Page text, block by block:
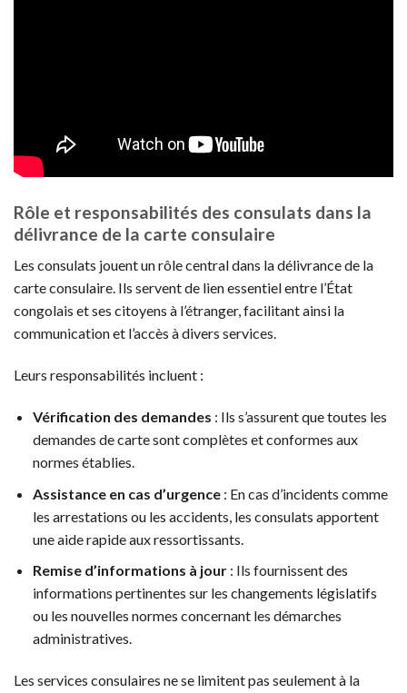
Rôle et responsabilités des consulats dans la
délivrance de la carte consulaire
Les consulats jouent un rôle central dans la délivrance de la
carte consulaire. Ils servent de lien essentiel entre l’État
congolais et ses citoyens à l’étranger, facilitant ainsi la
communication et l’accès à divers services.
Leurs responsabilités incluent :
Vérification des demandes : Ils s’assurent que toutes les
demandes de carte sont complètes et conformes aux
normes établies.
Assistance en cas d’urgence: En cas d’incidents comme
les arrestations ou les accidents, les consulats apportent
une aide rapide aux ressortissants.
Remise d’informations à jour: Ils fournissent des
informations pertinentes sur les changements législatifs
ou les nouvelles normes concernant les démarches
administratives.
Les services consulaires ne se limitent pas seulement à la